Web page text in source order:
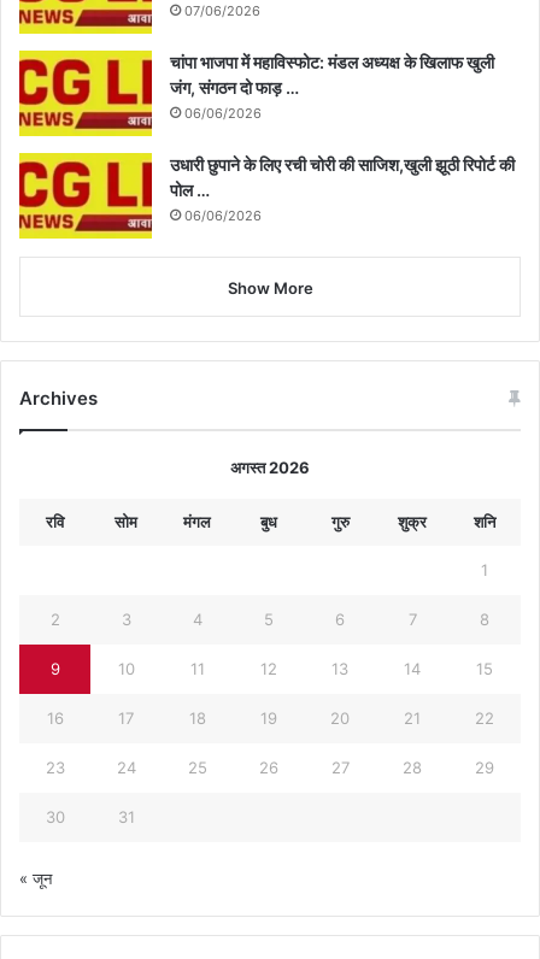
07/06/2026
चांपा भाजपा में महाविस्फोट: मंडल अध्यक्ष के खिलाफ खुली
जंग, संगठन दो फाड़ …
06/06/2026
उधारी छुपाने के लिए रची चोरी की साजिश,खुली झूठी रिपोर्ट की
पोल …
06/06/2026
Show More
Archives
अगस्त 2026
रवि सोम मंगल बुध गुरु शुक्र शनि
1
2 3 4 5 6 7 8
9 10 11 12 13 14 15
16 17 18 19 20 21 22
23 24 25 26 27 28 29
30 31
« जून